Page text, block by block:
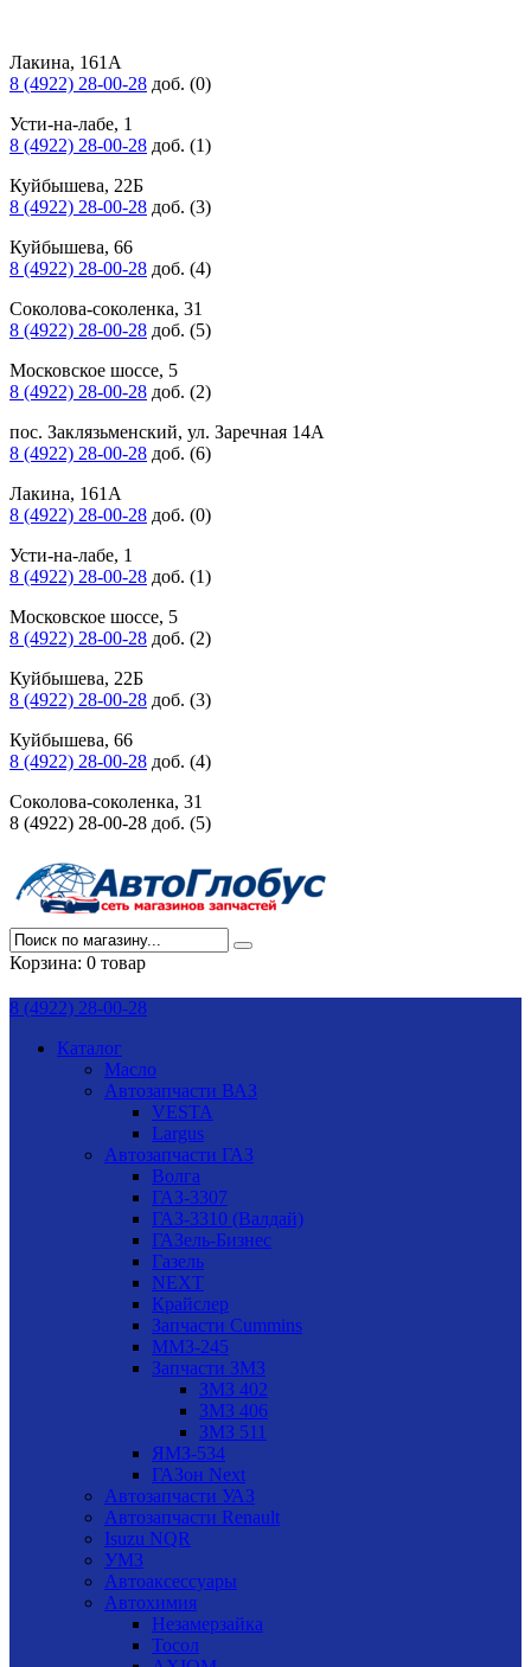
Лакина, 161А
8 (4922) 28-00-28 доб. (0)
Усти-на-лабе, 1
8 (4922) 28-00-28 доб. (1)
Куйбышева, 22Б
8 (4922) 28-00-28 доб. (3)
Куйбышева, 66
8 (4922) 28-00-28 доб. (4)
Соколова-соколенка, 31
8 (4922) 28-00-28 доб. (5)
Московское шоссе, 5
8 (4922) 28-00-28 доб. (2)
пос. Заклязьменский, ул. Заречная 14А
8 (4922) 28-00-28 доб. (6)
Лакина, 161А
8 (4922) 28-00-28 доб. (0)
Усти-на-лабе, 1
8 (4922) 28-00-28 доб. (1)
Московское шоссе, 5
8 (4922) 28-00-28 доб. (2)
Куйбышева, 22Б
8 (4922) 28-00-28 доб. (3)
Куйбышева, 66
8 (4922) 28-00-28 доб. (4)
Соколова-соколенка, 31
8 (4922) 28-00-28 доб. (5)
Корзина: 0 товар
8 (4922) 28-00-28
Каталог
Масло
Автозапчасти ВАЗ
VESTA
Largus
Автозапчасти ГАЗ
Волга
ГАЗ-3307
ГАЗ-3310 (Валдай)
ГАЗель-Бизнес
Газель
NEXT
Крайслер
Запчасти Cummins
ММЗ-245
Запчасти ЗМЗ
ЗМЗ 402
ЗМЗ 406
ЗМЗ 511
ЯМЗ-534
ГАЗон Next
Автозапчасти УАЗ
Автозапчасти Renault
Isuzu NQR
УМЗ
Автоаксессуары
Автохимия
Незамерзайка
Тосол